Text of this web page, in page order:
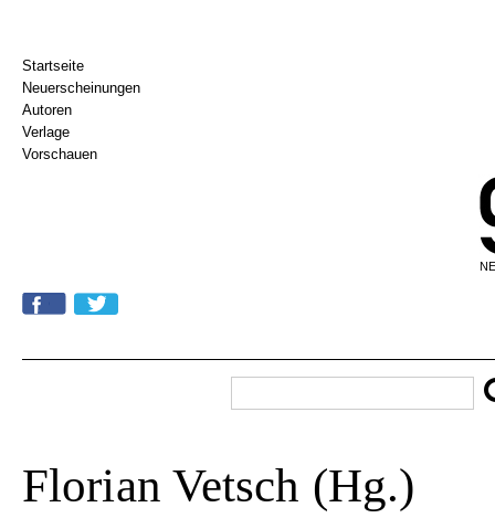
Startseite
Neuerscheinungen
Autoren
Verlage
Vorschauen
Florian Vetsch (Hg.)